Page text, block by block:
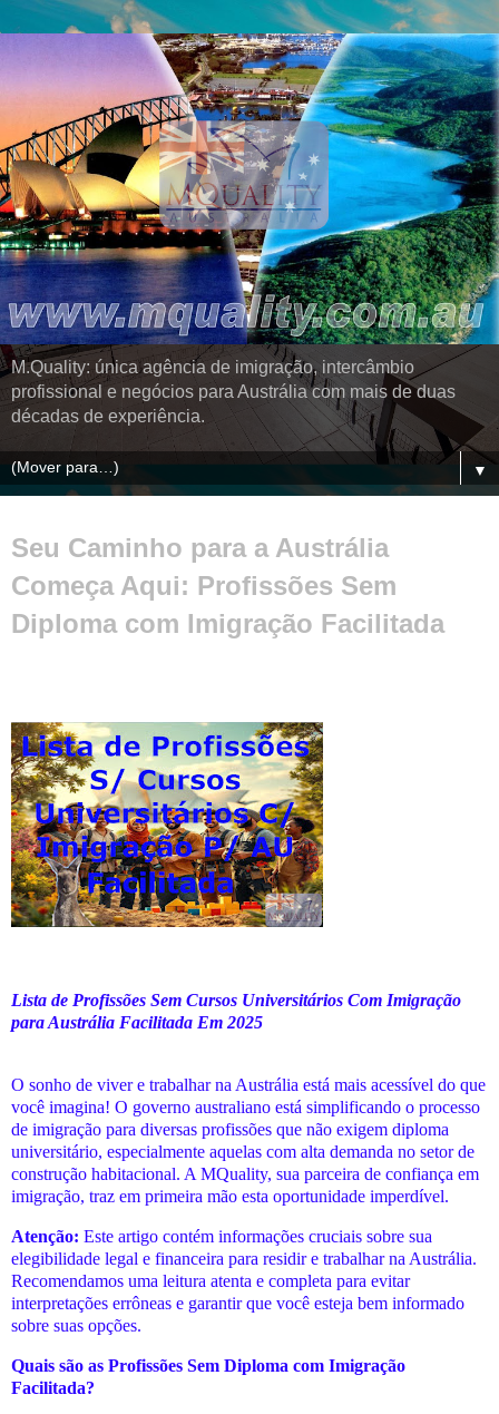
M.Quality: única agência de imigração, intercâmbio
profissional e negócios para Austrália com mais de duas
décadas de experiência.
▼
Seu Caminho para a Austrália
Começa Aqui: Profissões Sem
Diploma com Imigração Facilitada
Lista de Profissões Sem Cursos Universitários Com Imigração
para Austrália Facilitada Em 2025
O sonho de viver e trabalhar na Austrália está mais acessível do que
você imagina! O governo australiano está simplificando o processo
de imigração para diversas profissões que não exigem diploma
universitário, especialmente aquelas com alta demanda no setor de
construção habitacional. A MQuality, sua parceira de confiança em
imigração, traz em primeira mão esta oportunidade imperdível.
Atenção: Este artigo contém informações cruciais sobre sua
elegibilidade legal e financeira para residir e trabalhar na Austrália.
Recomendamos uma leitura atenta e completa para evitar
interpretações errôneas e garantir que você esteja bem informado
sobre suas opções.
Quais são as Profissões Sem Diploma com Imigração
Facilitada?